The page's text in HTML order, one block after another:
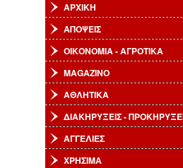
ΑΡΧΙΚΗ
ΑΠΟΨΕΙΣ
ΟΙΚΟΝΟΜΙΑ - ΑΓΡΟΤΙΚΑ
MAGAZINO
ΑΘΛΗΤΙΚΑ
ΔΙΑΚΗΡΥΞΕΙΣ -
ΑΓΓΕΛΙΕΣ
ΧΡΗΣΙΜΑ